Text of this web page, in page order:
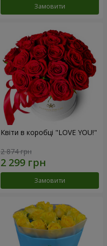
Замовити
Квіти в коробці "LOVE YOU!"
2 874 грн
Замовити